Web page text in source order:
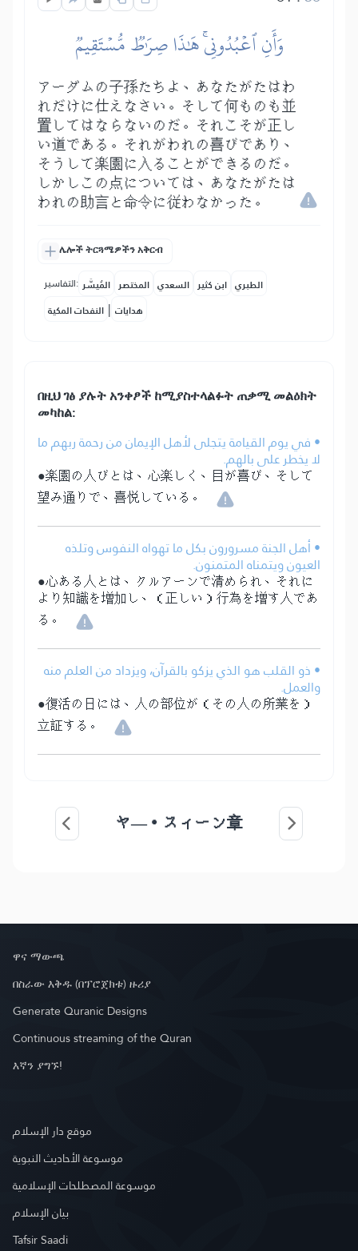
وَأَنِ ٱعۡبُدُونِيۚ هَٰذَا صِرَٰطٞ مُّسۡتَقِيمٞ
アーダムの子孫たちよ、あなたがたはわ
れだけに仕えなさい。そして何ものも並
置してはならないのだ。それこそが正し
い道である。それがわれの喜びであり、
そうして楽園に入ることができるのだ。
しかしこの点については、あなたがたは
われの助言と命令に従わなかった。
ሌሎች ትርጓሜዎችን አቅርብ
التفاسير: المُيسَّر المختصر السعدي ابن كثير الطبري
النفحات المكية | هدايات
በዚህ ገፅ ያሉት አንቀፆች ከሚያስተላልፉት ጠቃሚ መልዕክት
መካከል:
• في يوم القيامة يتجلى لأهل الإيمان من رحمة ربهم ما
لا يخطر على بالهم.
●楽園の人びとは、心楽しく、目が喜び、そして
望み通りで、喜悦している。
• أهل الجنة مسرورون بكل ما تهواه النفوس وتلذه
العيون ويتمناه المتمنون.
●心ある人とは、クルアーンで清められ、それに
より知識を増加し、（正しい）行為を増す人であ
る。
• ذو القلب هو الذي يزكو بالقرآن، ويزداد من العلم منه
والعمل.
●復活の日には、人の部位が（その人の所業を）
立証する。
ヤ―・スィーン章
ዋና ማውጫ
በስራው እቅዱ (በፕሮጀክቱ) ዙሪያ
Generate Quranic Designs
Continuous streaming of the Quran
እኛን ያግኙ!
موقع دار الإسلام
موسوعة الأحاديث النبوية
موسوعة المصطلحات الإسلامية
بيان الإسلام
Tafsir Saadi